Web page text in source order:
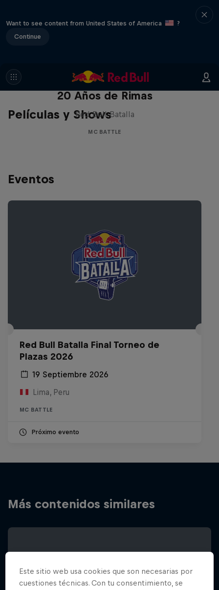
Want to see content from United States of America
?
Continue
Películas y Shows
Red Bull Batalla Nueva Historia:
20 Años de Rimas
Red Bull Batalla
MC BATTLE
Eventos
Red Bull Batalla Final Torneo de
Plazas 2026
19 Septiembre 2026
Lima, Peru
MC BATTLE
Próximo evento
Más contenidos similares
Este sitio web usa cookies que son necesarias por
cuestiones técnicas. Con tu consentimiento, se